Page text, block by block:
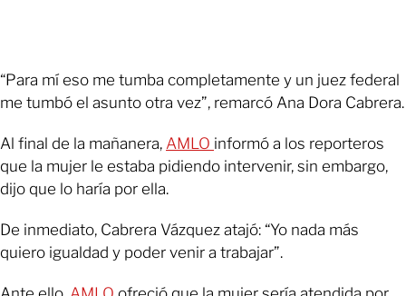
“Para mí eso me tumba completamente y un juez federal
me tumbó el asunto otra vez”, remarcó Ana Dora Cabrera.
Al final de la mañanera, AMLO informó a los reporteros
que la mujer le estaba pidiendo intervenir, sin embargo,
dijo que lo haría por ella.
De inmediato, Cabrera Vázquez atajó: “Yo nada más
quiero igualdad y poder venir a trabajar”.